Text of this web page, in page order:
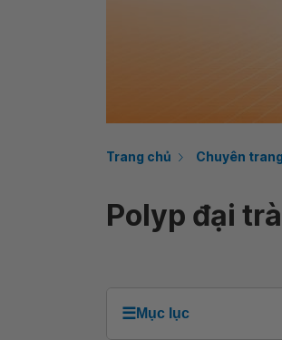
Trang chủ Chuyên
Polyp đại
☰Mục lục